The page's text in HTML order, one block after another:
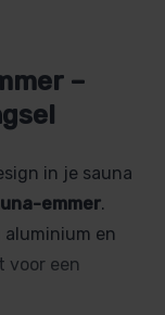
–
in je sauna
emmer.
en
voor een